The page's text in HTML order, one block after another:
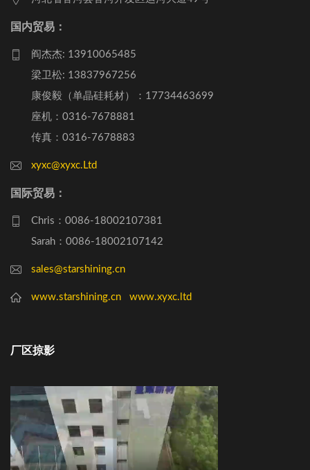
国内贸易：
阎杰杰: 13910065485
梁卫松: 13837967256
康俊毅（单晶硅耗材）：17734463699
座机：0316-7678881
传真：0316-7678883
xyxc@xyxc.Ltd
国际贸易：
Chris：0086-18002107381
Sarah：0086-18002107142
sales@starshining.cn
www.starshining.cn www.xyxc.ltd
厂区掠影